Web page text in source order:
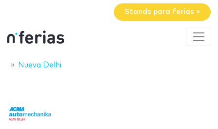
Stands para ferias »
Nueva Delhi